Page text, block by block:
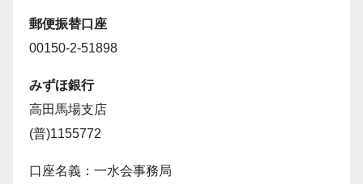
郵便振替口座
00150-2-51898
みずほ銀行
高田馬場支店
(普)1155772
口座名義：一水会事務局